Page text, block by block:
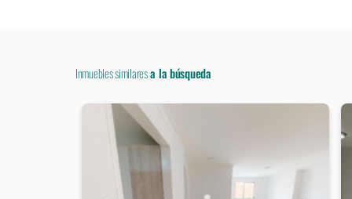
Inmuebles similaresa la búsqueda